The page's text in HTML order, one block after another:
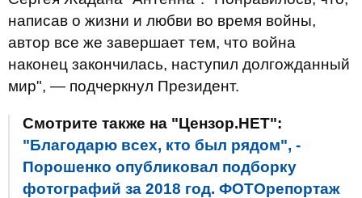
написав о жизни и любви во время войны,
автор все же завершает тем, что война
наконец закончилась, наступил долгожданный
мир", — подчеркнул Президент.
Смотрите также на "Цензор.НЕТ":
"Благодарю всех, кто был рядом", -
Порошенко опубликовал подборку
фотографий за 2018 год. ФОТОрепортаж